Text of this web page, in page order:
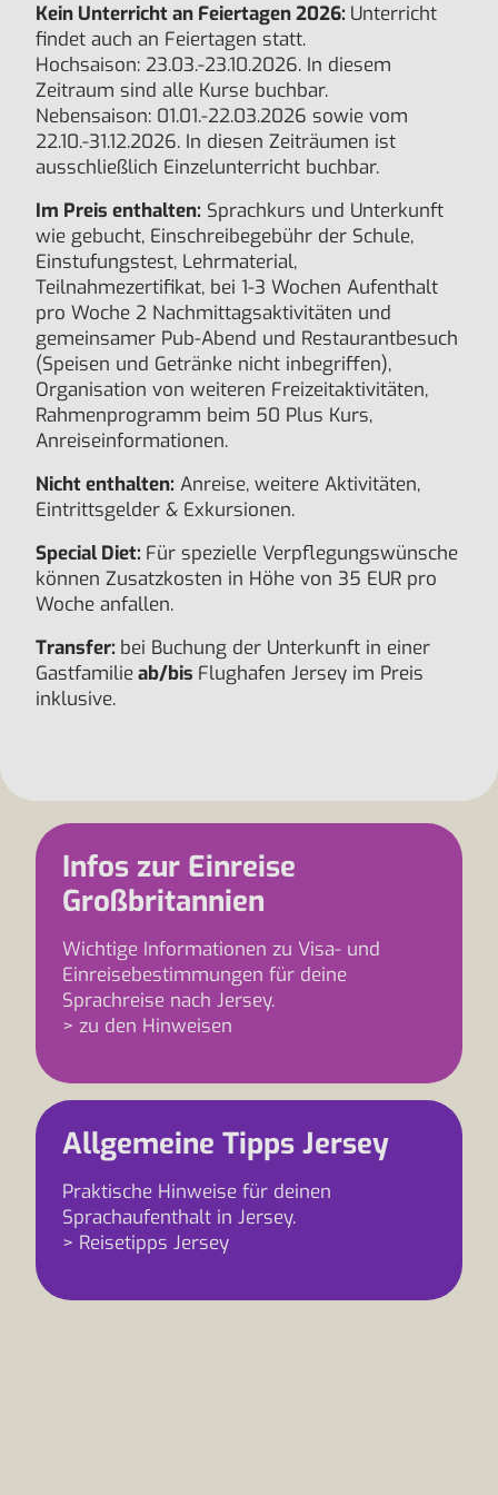
Kein Unterricht an Feiertagen 2026: Unterricht
findet auch an Feiertagen statt.
Hochsaison: 23.03.-23.10.2026. In diesem
Zeitraum sind alle Kurse buchbar.
Nebensaison: 01.01.-22.03.2026 sowie vom
22.10.-31.12.2026. In diesen Zeiträumen ist
ausschließlich Einzelunterricht buchbar.
Im Preis enthalten: Sprachkurs und Unterkunft
wie gebucht, Einschreibegebühr der Schule,
Einstufungstest, Lehrmaterial,
Teilnahmezertifikat, bei 1-3 Wochen Aufenthalt
pro Woche 2 Nachmittagsaktivitäten und
gemeinsamer Pub-Abend und Restaurantbesuch
(Speisen und Getränke nicht inbegriffen),
Organisation von weiteren Freizeitaktivitäten,
Rahmenprogramm beim 50 Plus Kurs,
Anreiseinformationen.
Nicht enthalten: Anreise, weitere Aktivitäten,
Eintrittsgelder & Exkursionen.
Special Diet: Für spezielle Verpflegungswünsche
können Zusatzkosten in Höhe von 35 EUR pro
Woche anfallen.
Transfer: bei Buchung der Unterkunft in einer
Gastfamilieab/bis Flughafen Jersey im Preis
inklusive.
Infos zur Einreise
Großbritannien
Wichtige Informationen zu Visa- und
Einreisebestimmungen für deine
Sprachreise nach Jersey.
> zu den Hinweisen
Allgemeine Tipps Jersey
Praktische Hinweise für deinen
Sprachaufenthalt in Jersey.
> Reisetipps Jersey